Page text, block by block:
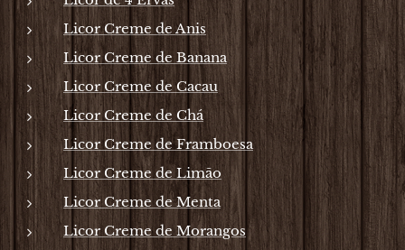
Licor Creme de Anis
Licor Creme de Banana
Licor Creme de Cacau
Licor Creme de Chá
Licor Creme de Framboesa
Licor Creme de Limão
Licor Creme de Menta
Licor Creme de Morangos